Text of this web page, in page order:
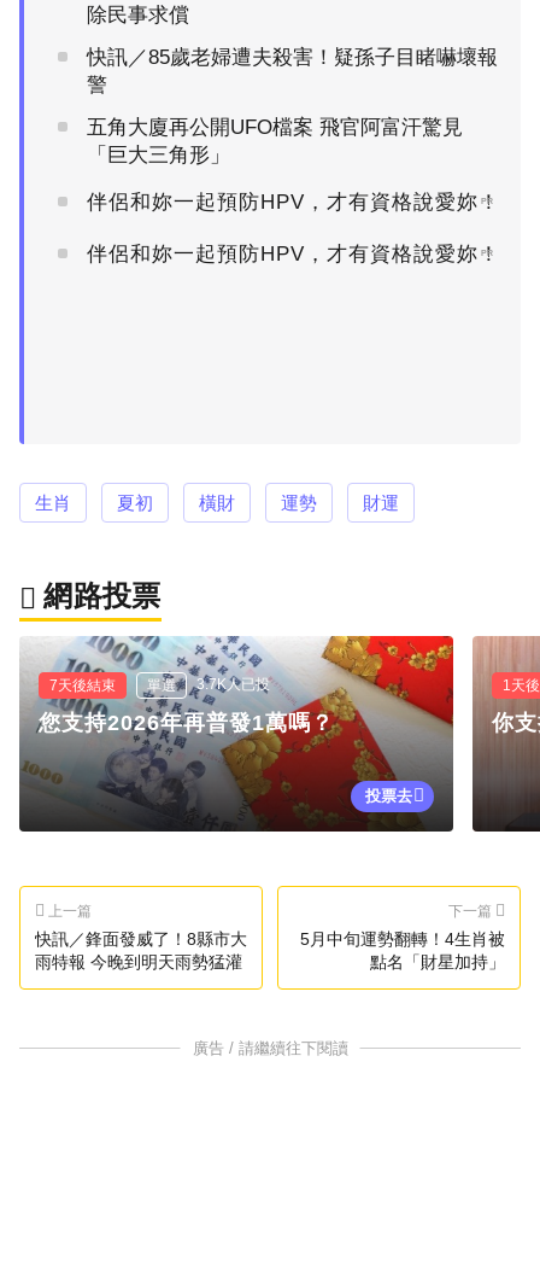
除民事求償
快訊／85歲老婦遭夫殺害！疑孫子目睹嚇壞報
警
五角大廈再公開UFO檔案 飛官阿富汗驚見
「巨大三角形」
伴侶和妳一起預防HPV，才有資格說愛妳！
PR
伴侶和妳一起預防HPV，才有資格說愛妳！
PR
生肖 夏初 橫財 運勢 財運
網路投票
7天後結束 單選 3.7K人已投
您支持2026年再普發1萬嗎？
投票去
1天
你
上一篇
快訊／鋒面發威了！8縣市大
雨特報 今晚到明天雨勢猛灌
下一篇
5月中旬運勢翻轉！4生肖被
點名「財星加持」
廣告 / 請繼續往下閱讀